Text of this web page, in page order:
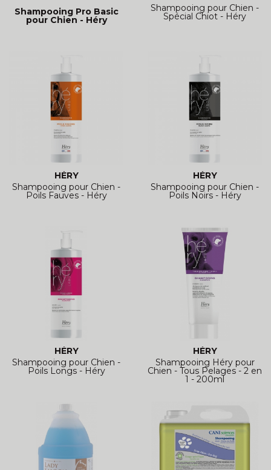
Shampooing Pro Basic
pour Chien - Héry
Shampooing pour Chien -
Spécial Chiot - Héry
HÉRY
Shampooing pour Chien -
Poils Fauves - Héry
HÉRY
Shampooing pour Chien -
Poils Noirs - Héry
HÉRY
Shampooing pour Chien -
Poils Longs - Héry
HÉRY
Shampooing Héry pour
Chien - Tous Pelages - 2 en
1 - 200ml